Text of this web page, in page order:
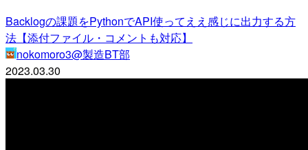
Backlogの課題をPythonでAPI使ってええ感じに出力する方
法【添付ファイル・コメントも対応】
nokomoro3@製造BT部
2023.03.30